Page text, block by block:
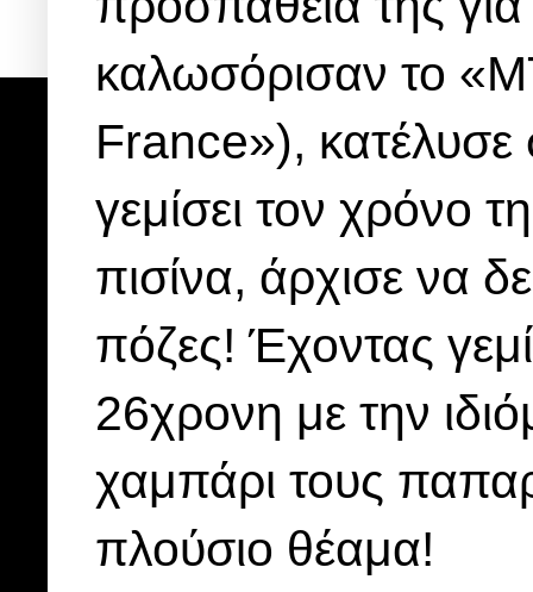
καλωσόρισαν το
France»), κατέλυσε
γεμίσει τον χρόνο
πισίνα, άρχισε να
πόζες! Έχοντας
26χρονη με την
χαμπάρι τους
πλούσιο θέαμα!